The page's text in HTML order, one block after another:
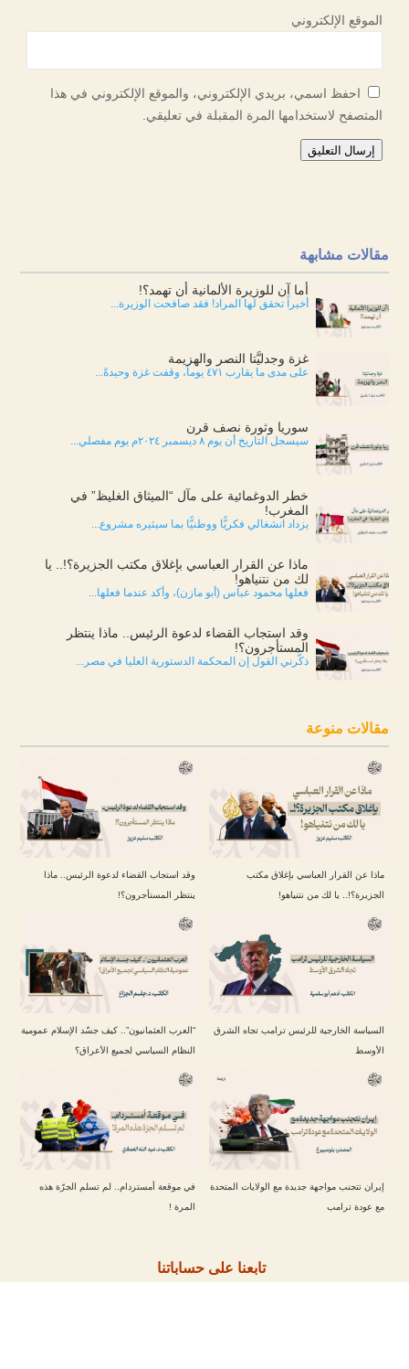
مقالات مشابهة
أما آن للوزيرة الألمانية أن تهمد؟!
أخيراً تحقق لها المراد! فقد صافحت الوزيرة...
غزة وجدليَّتا النصر والهزيمة
على مدى ما يقارب ٤٧١ يوماً، وقفت غزة وحيدةً...
سوريا وثورة نصف قرن
سيسجل التاريخ أن يوم ٨ ديسمبر ٢٠٢٤م يوم مفصلي...
خطر الدوغمائية على مآل “الميثاق الغليظ” في
المغرب!
يزداد انشغالي فكريًّا ووطنيًّا بما سيثيره مشروع...
ماذا عن القرار العباسي بإغلاق مكتب الجزيرة؟!.. يا
لك من نتنياهو!
فعلها محمود عباس (أبو مازن)، وأكد عندما فعلها...
وقد استجاب القضاء لدعوة الرئيس.. ماذا ينتظر
المستأجرون؟!
ذكّرني القول إن المحكمة الدستورية العليا في مصر...
مقالات منوعة
ماذا عن القرار العباسي بإغلاق مكتب
الجزيرة؟!.. يا لك من نتنياهو!
وقد استجاب القضاء لدعوة الرئيس.. ماذا
ينتظر المستأجرون؟!
السياسة الخارجية للرئيس ترامب تجاه الشرق
الأوسط
“العرب العثمانيون”.. كيف جسّد الإسلام عمومية
النظام السياسي لجميع الأعراق؟
إيران تتجنب مواجهة جديدة مع الولايات المتحدة
مع عودة ترامب
في موقعة أمستردام.. لم تسلم الجرّة هذه
المرة !
الموقع الإلكتروني
احفظ اسمي، بريدي الإلكتروني، والموقع الإلكتروني في هذا
المتصفح لاستخدامها المرة المقبلة في تعليقي.
إرسال التعليق
تابعنا على حساباتنا